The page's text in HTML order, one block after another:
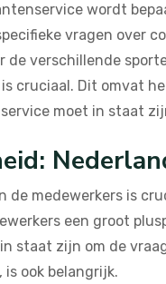
wordt
vragen over
de verschillende
cruciaal. Dit omvat
moet in staat
de medewerkers is
een groot
staat zijn om de
ook belangrijk.